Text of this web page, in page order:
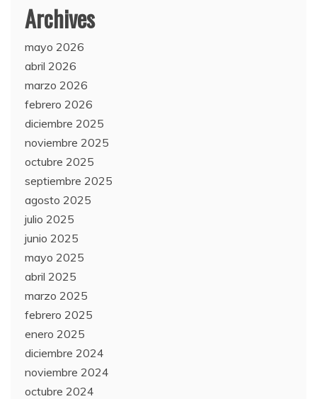
Archives
mayo 2026
abril 2026
marzo 2026
febrero 2026
diciembre 2025
noviembre 2025
octubre 2025
septiembre 2025
agosto 2025
julio 2025
junio 2025
mayo 2025
abril 2025
marzo 2025
febrero 2025
enero 2025
diciembre 2024
noviembre 2024
octubre 2024